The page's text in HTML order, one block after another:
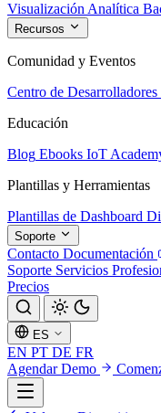
Visualización Analítica
Recursos
Comunidad y Eventos
Centro de Desarrolladores
Educación
Blog Ebooks IoT
Plantillas y Herramientas
Plantillas de Dashboard
Soporte
Contacto Documentación
Soporte Servicios
Precios
ES
EN PT DE FR
Agendar Demo